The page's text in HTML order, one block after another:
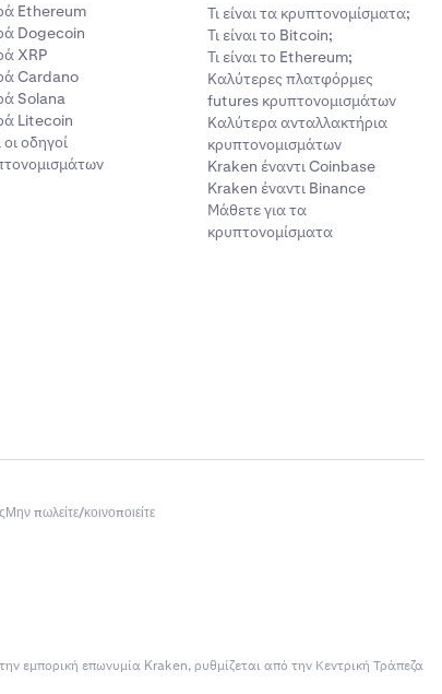
Ethereum
Dogecoin
XRP
Cardano
Solana
Litecoin
οδηγοί
Τι είναι τα κρυπτονομίσματα;
Τι είναι το Bitcoin;
Τι είναι το Ethereum;
Καλύτερες πλατφόρμες
futures κρυπτονομισμάτων
Καλύτερα ανταλλακτήρια
κρυπτονομισμάτων
Kraken έναντι Coinbase
Kraken έναντι Binance
Μάθετε για τα
κρυπτονομίσματα
Μην πωλείτε/κοινοποιείτε
εμπορική επωνυμία Kraken, ρυθμίζεται από την Κεντρική Τράπεζα